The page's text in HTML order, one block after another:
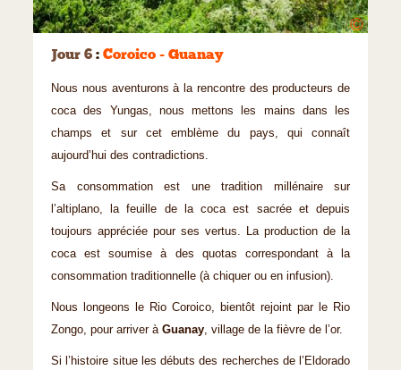
©
Jour 6 : Coroico - Guanay
Nous nous aventurons à la rencontre des producteurs de
coca des Yungas, nous mettons les mains dans les
champs et sur cet emblème du pays, qui connaît
aujourd’hui des contradictions.
Sa consommation est une tradition millénaire sur
l’altiplano, la feuille de la coca est sacrée et depuis
toujours appréciée pour ses vertus. La production de la
coca est soumise à des quotas correspondant à la
consommation traditionnelle (à chiquer ou en infusion).
Nous longeons le Rio Coroico, bientôt rejoint par le Rio
Zongo, pour arriver à Guanay, village de la fièvre de l’or.
Si l’histoire situe les débuts des recherches de l’Eldorado